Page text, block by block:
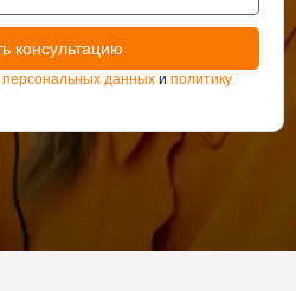
персональных данных и политику